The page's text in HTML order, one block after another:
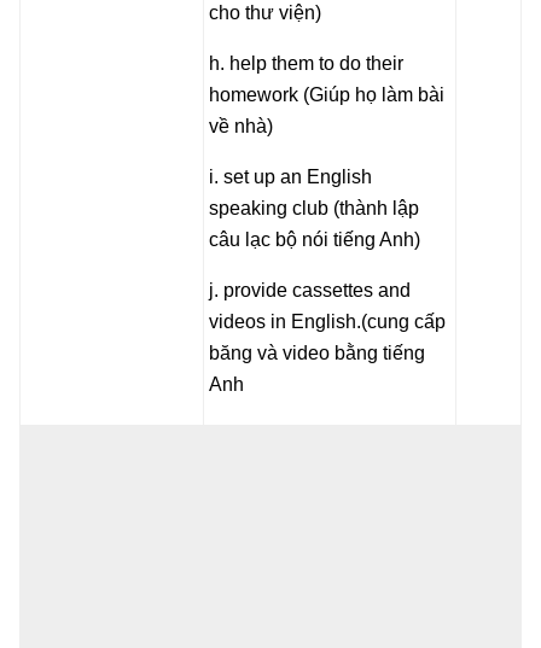
cho thư viện)
h. help them to do their
homework (Giúp họ làm bài
về nhà)
i. set up an English
speaking club (thành lập
câu lạc bộ nói tiếng Anh)
j. provide cassettes and
videos in English.(cung cấp
băng và video bằng tiếng
Anh